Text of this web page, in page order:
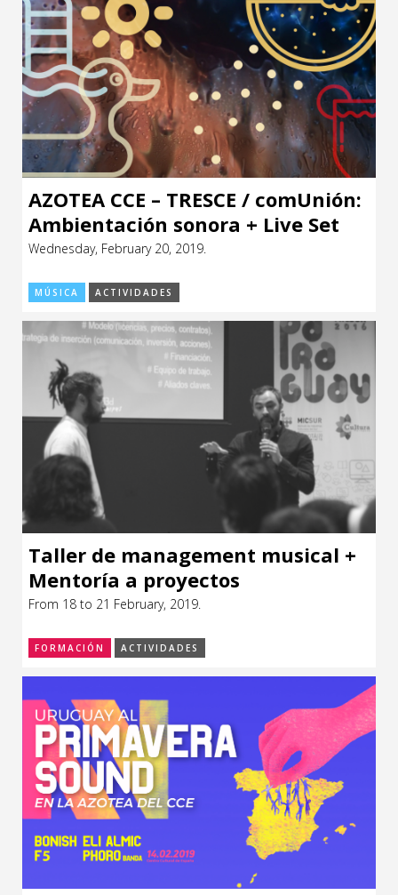
AZOTEA CCE – TRESCE / comUnión:
Ambientación sonora + Live Set
Wednesday, February 20, 2019.
MÚSICA ACTIVIDADES
Taller de management musical +
Mentoría a proyectos
From 18 to 21 February, 2019.
FORMACIÓN ACTIVIDADES